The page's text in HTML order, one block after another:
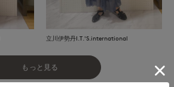
立川伊勢丹I.T.'S.international
もっと見る